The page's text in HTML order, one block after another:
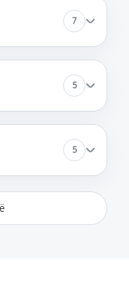
платы
7
5
5